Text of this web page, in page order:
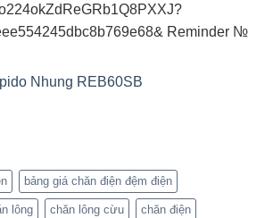
Reminder №
Nhung REB60SB
bảng giá chăn điện đệm điện
lông chăn lông cừu chăn điện